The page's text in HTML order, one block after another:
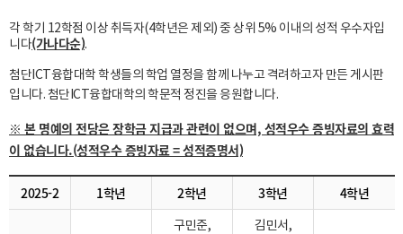
각 학기 12학점 이상 취득자(4학년은 제외) 중 상위 5% 이내의 성적 우수자입
니다(가나다순).
첨단ICT융합대학 학생들의 학업 열정을 함께 나누고 격려하고자 만든 게시판
입니다. 첨단ICT융합대학의 학문적 정진을 응원합니다.
※ 본 명예의 전당은 장학금 지급과 관련이 없으며, 성적우수 증빙자료의 효력
이 없습니다.(성적우수 증빙자료 = 성적증명서)
2025-2 1학년 2학년 3학년 4학년
구민준,
김민서,